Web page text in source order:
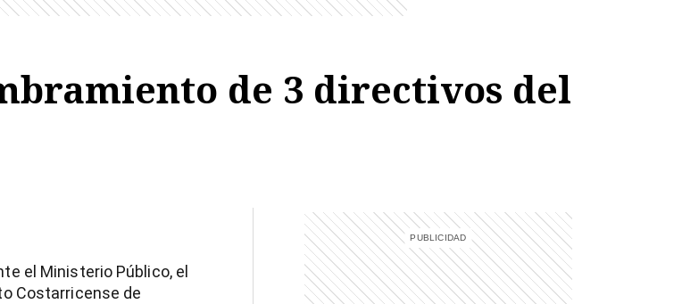
de 3 directivos del
el Ministerio Público, el
Costarricense de